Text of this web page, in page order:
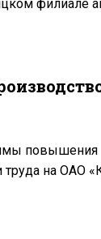
филиале
повышения
труда на ОАО